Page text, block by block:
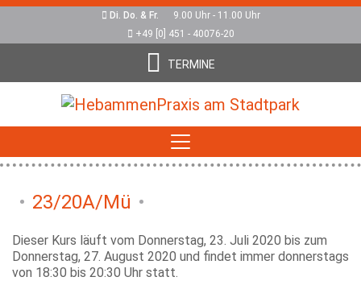
Di. Do. & Fr. 9.00 Uhr - 11.00 Uhr
+49 [0] 451 - 40076-20
TERMINE
23/20A/Mü
Dieser Kurs läuft vom Donnerstag, 23. Juli 2020 bis zum
Donnerstag, 27. August 2020 und findet immer donnerstags
von 18:30 bis 20:30 Uhr statt.